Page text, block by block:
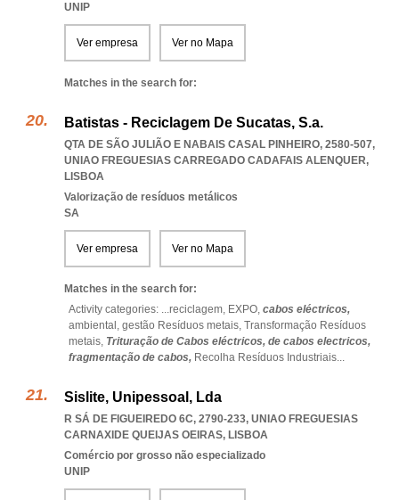
UNIP
Ver empresa Ver no Mapa
Matches in the search for:
Batistas - Reciclagem De Sucatas, S.a.
QTA DE SÃO JULIÃO E NABAIS CASAL PINHEIRO, 2580-507,
UNIAO FREGUESIAS CARREGADO CADAFAIS ALENQUER,
LISBOA
Valorização de resíduos metálicos
SA
Ver empresa Ver no Mapa
Matches in the search for:
Activity categories: ...reciclagem, EXPO, cabos eléctricos,
ambiental, gestão Resíduos metais, Transformação Resíduos
metais, Trituração de Cabos eléctricos, de cabos electricos,
fragmentação de cabos, Recolha Resíduos Industriais...
Sislite, Unipessoal, Lda
R SÁ DE FIGUEIREDO 6C, 2790-233, UNIAO FREGUESIAS
CARNAXIDE QUEIJAS OEIRAS, LISBOA
Comércio por grosso não especializado
UNIP